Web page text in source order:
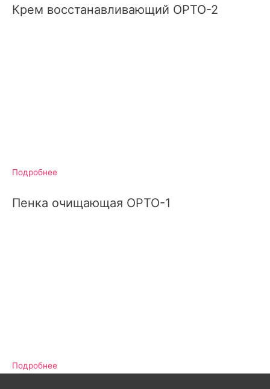
Крем восстанавливающий ОРТО-2
Подробнее
Пенка очищающая ОРТО-1
Подробнее